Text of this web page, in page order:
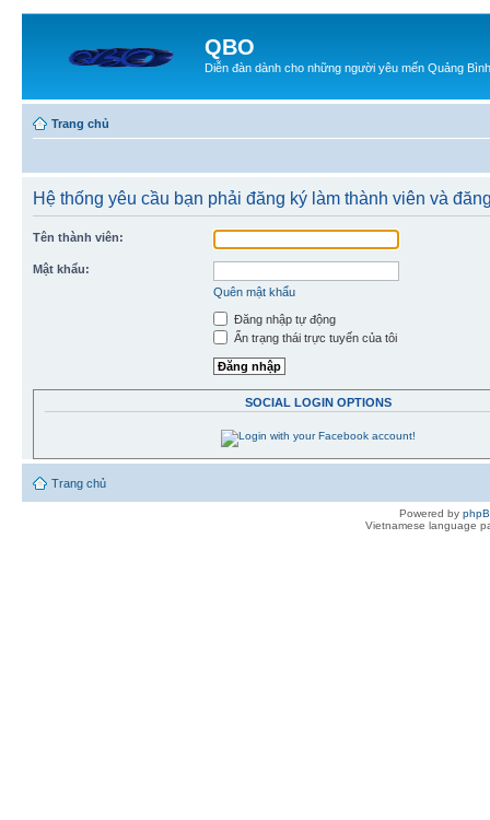
QBO
Diễn đàn dành cho những người yêu mến Quảng Bình
Trang chủ
Hệ thống yêu cầu bạn phải đăng ký làm thành viên và
Tên thành viên:
Mật khẩu:
Quên mật khẩu
Đăng nhập tự động
Ẩn trạng thái trực tuyến của tôi
SOCIAL LOGIN OPTIONS
Trang chủ
Powered by
Vietnamese language